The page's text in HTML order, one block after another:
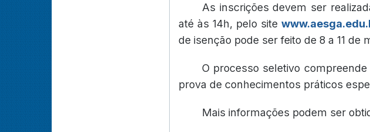
As inscrições devem ser
até às 14h, pelo site
de isenção pode ser feito de 8 a 11 de
O processo seletivo
prova de conhecimentos práticos
Mais informações podem ser